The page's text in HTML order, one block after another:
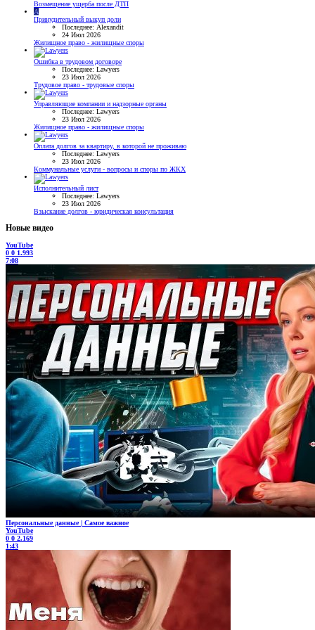
Возмещение ущерба после ДТП
A
Принудительный выкуп доли
Последнее: Alexandit
24 Июл 2026
Жилищное право - жилищные споры
Ошибка в трудовом договоре
Последнее: Lawyers
23 Июл 2026
Трудовое право - трудовые споры
Управляющие компании и надзорные органы
Последнее: Lawyers
23 Июл 2026
Жилищное право - жилищные споры
Оплата долгов за квартиру, в которой не проживаю
Последнее: Lawyers
23 Июл 2026
Коммунальные услуги - вопросы и споры по ЖКХ
Исполнительный лист
Последнее: Lawyers
23 Июл 2026
Взыскание долгов - юридическая консультация
Новые видео
YouTube
0 0 1.993
7:08
Персональные данные | Самое важное
YouTube
0 0 2.169
1:43